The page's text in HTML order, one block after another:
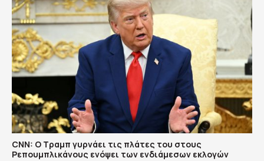
CNN: Ο Τραμπ γυρνάει τις πλάτες του στους
Ρεπουμπλικάνους ενόψει των ενδιάμεσων εκλογών